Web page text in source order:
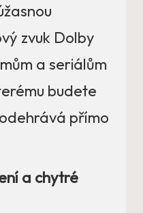
zvuk Dolby
a seriálům
budete
přímo
a chytré